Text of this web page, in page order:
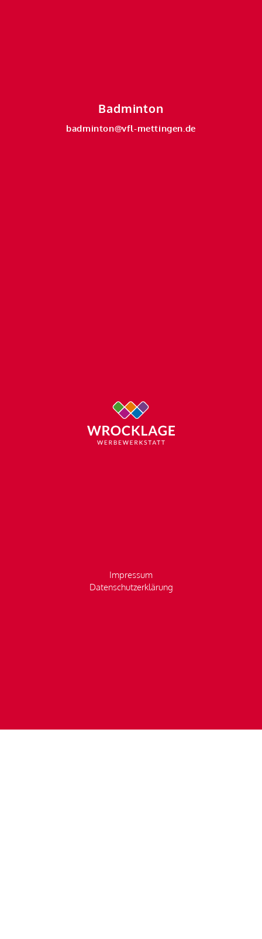
Badminton
badminton@vfl-mettingen.de
Impressum
Datenschutzerklärung